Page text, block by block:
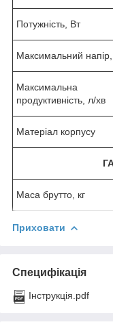
Потужність, Вт
Максимальний
Максимальна
продуктивність, л/хв
Матеріал корпусу
Маса брутто, кг
Приховати
Специфікація
Інструкція.pdf